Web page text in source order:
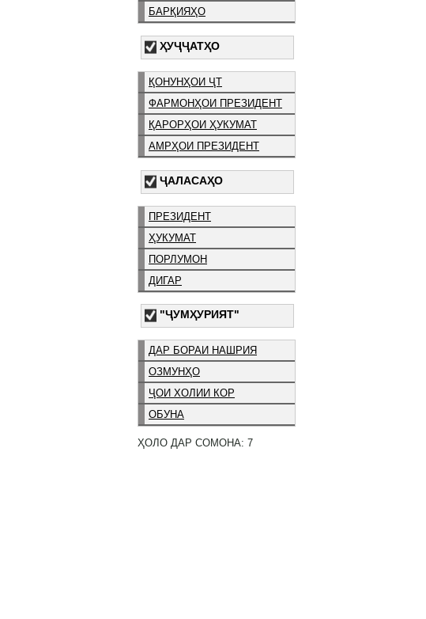
БАРҚИЯҲО
ҲУҶҶАТҲО
ҚОНУНҲОИ ҶТ
ФАРМОНҲОИ ПРЕЗИДЕНТ
ҚАРОРҲОИ ҲУКУМАТ
АМРҲОИ ПРЕЗИДЕНТ
ҶАЛАСАҲО
ПРЕЗИДЕНТ
ҲУКУМАТ
ПОРЛУМОН
ДИГАР
"ҶУМҲУРИЯТ"
ДАР БОРАИ НАШРИЯ
ОЗМУНҲО
ҶОИ ХОЛИИ КОР
ОБУНА
ҲОЛО ДАР СОМОНА: 7